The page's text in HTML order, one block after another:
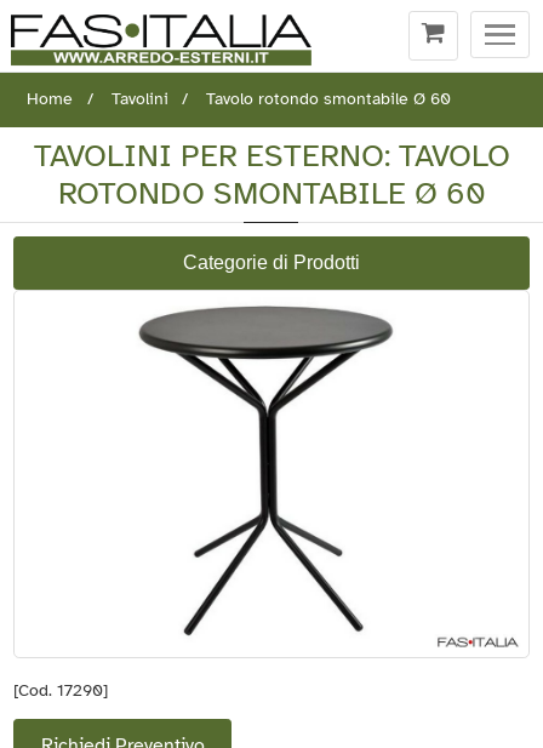
Home
Tavolini Tavolo rotondo smontabile Ø 60
TAVOLINI PER ESTERNO: TAVOLO
ROTONDO SMONTABILE Ø 60
Categorie di Prodotti
[Cod. 17290]